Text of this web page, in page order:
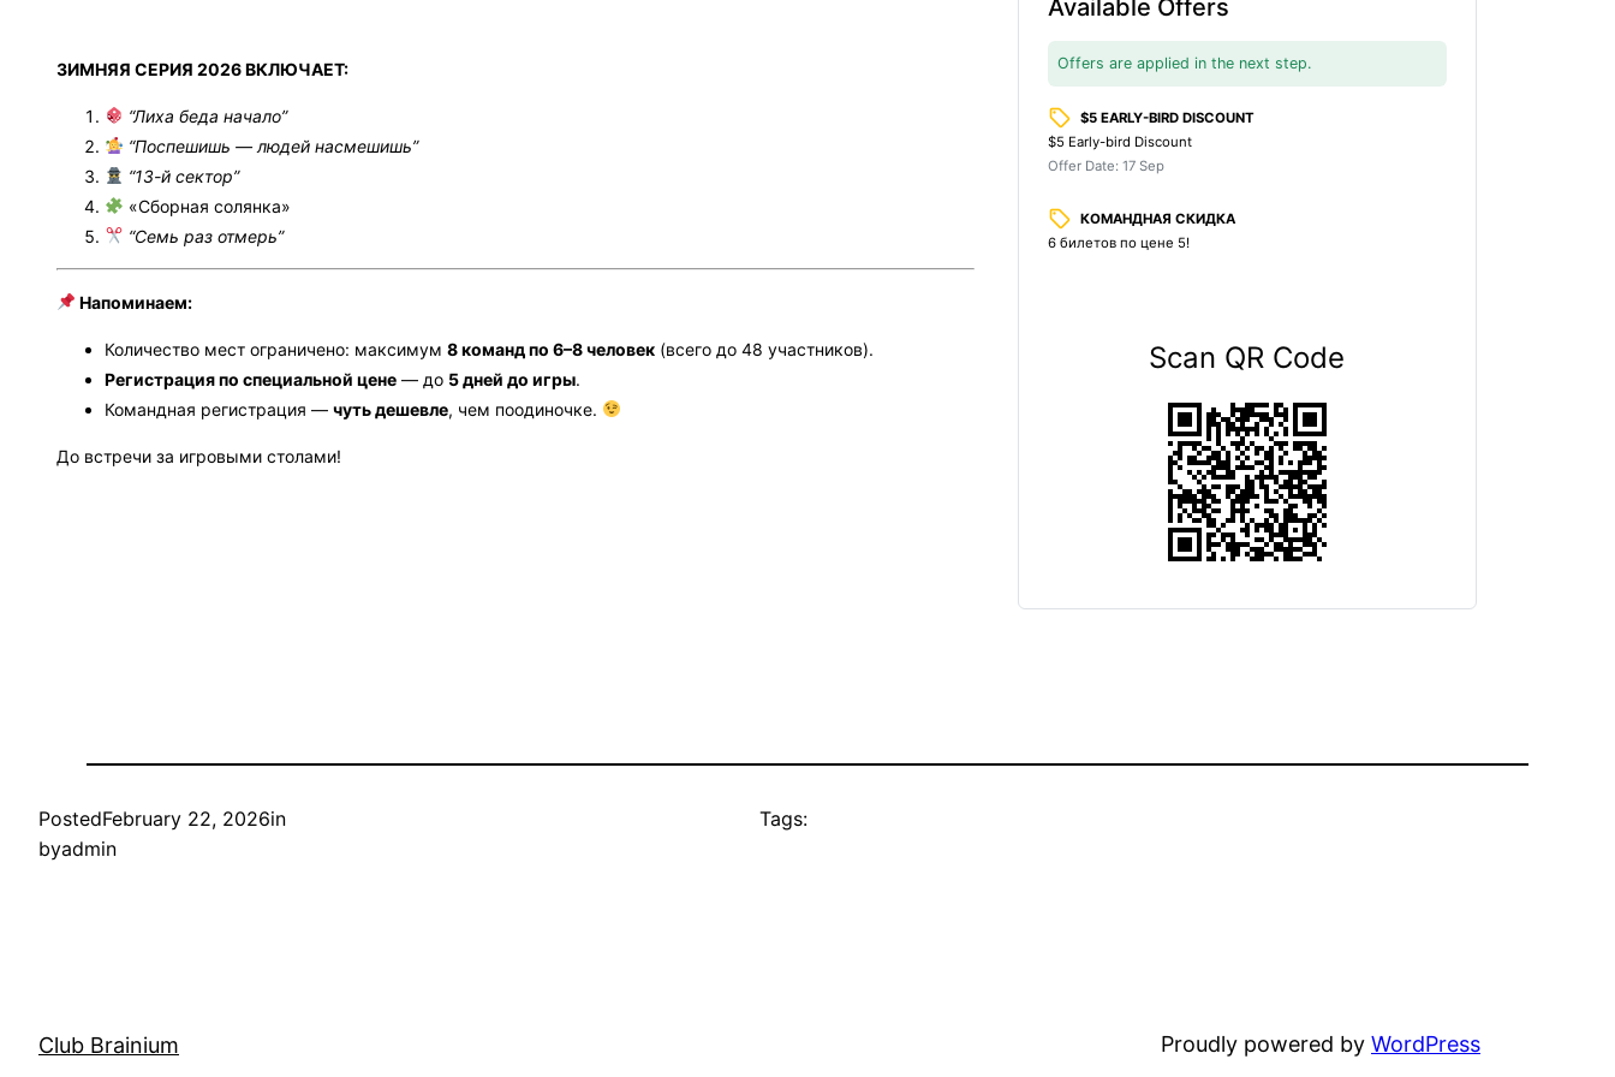
ЗИМНЯЯ СЕРИЯ 2026 ВКЛЮЧАЕТ:
“Лиха беда начало”
“Поспешишь — людей насмешишь”
“13-й сектор”
«Сборная солянка»
“Семь раз отмерь”
Напоминаем:
Количество мест ограничено: максимум 8 команд по 6–8 человек (всего до 48 участников).
Регистрация по специальной цене — до 5 дней до игры.
Командная регистрация — чуть дешевле, чем поодиночке.
До встречи за игровыми столами!
Available Offers
Offers are applied in the next step.
local_offer $5 EARLY-BIRD DISCOUNT
$5 Early-bird Discount
Offer Date: 17 Sep
local_offer КОМАНДНАЯ СКИДКА
6 билетов по цене 5!
Scan QR Code
PostedFebruary 22, 2026in
byadmin
Tags:
Club Brainium Proudly powered by WordPress